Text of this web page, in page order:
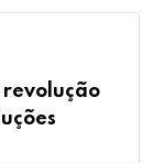
revolução